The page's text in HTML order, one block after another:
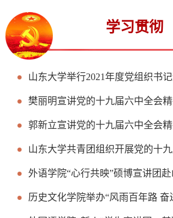
学习贯彻
山东大学举行2021年度党组织书
樊丽明宣讲党的十九届六中全会
郭新立宣讲党的十九届六中全会
山东大学共青团组织开展党的十
外语学院“心行共映”硕博宣讲团赴
历史文化学院举办“风雨百年路 奋